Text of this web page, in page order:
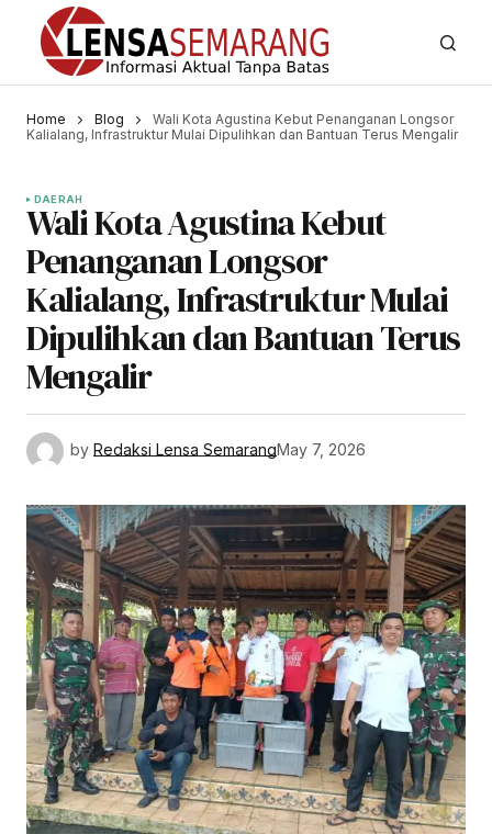
Home Blog
Wali Kota Agustina Kebut Penanganan Longsor
Kalialang, Infrastruktur Mulai Dipulihkan dan Bantuan Terus Mengalir
DAERAH
Wali Kota Agustina Kebut
Penanganan Longsor
Kalialang, Infrastruktur Mulai
Dipulihkan dan Bantuan Terus
Mengalir
by Redaksi Lensa SemarangMay 7, 2026